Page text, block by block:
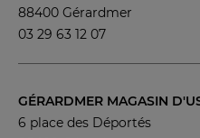
88400 Gérardmer
03 29 63 12 07
GÉRARDMER MAGASIN
6 place des Déportés